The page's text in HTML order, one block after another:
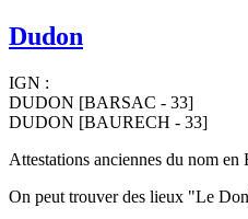
Dudon
IGN :
DUDON [BARSAC - 33]
DUDON [BAURECH - 33]
Attestations anciennes du nom
On peut trouver des lieux "Le